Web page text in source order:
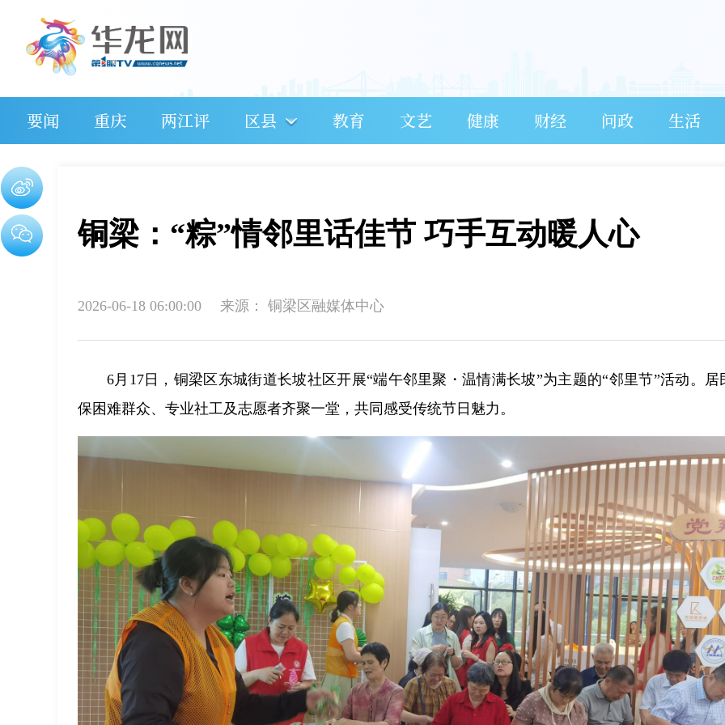
要闻 重庆 两江评 区县 教育 文艺 健康 财经 问政 生活
铜梁：“粽”情邻里话佳节 巧手互动暖人心
2026-06-18 06:00:00 来源： 铜梁区融媒体中心
6月17日，铜梁区东城街道长坡社区开展“端午邻里聚・温情满长坡”为主题的“邻里节”活动。居
保困难群众、专业社工及志愿者齐聚一堂，共同感受传统节日魅力。